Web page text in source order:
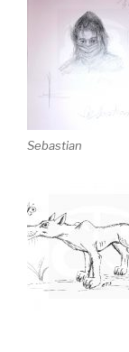
Sebastian